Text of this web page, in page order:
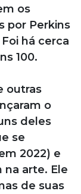
os
por Perkins
há cerca
100.
outras
o
deles
se
2022) e
na arte. Ele
de suas